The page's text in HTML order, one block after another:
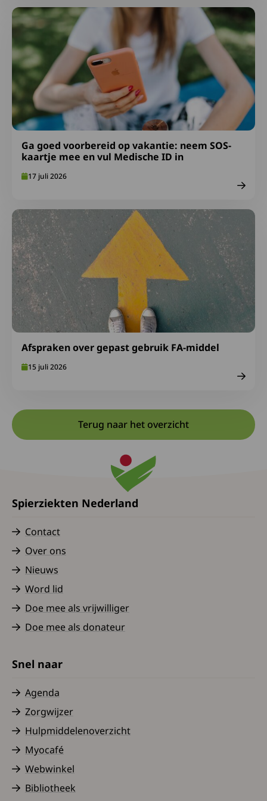
Ga goed voorbereid op vakantie: neem SOS-
kaartje mee en vul Medische ID in
17 juli 2026
Lees meer over Ga goed voorbereid op vakantie: neem
Afspraken over gepast gebruik FA-middel
15 juli 2026
Lees meer over Afspraken over gepast gebruik FA-
Terug naar het overzicht
Spierziekten Nederland
Contact
Over ons
Nieuws
Word lid
Doe mee als vrijwilliger
Doe mee als donateur
Snel naar
Agenda
Zorgwijzer
Hulpmiddelenoverzicht
Myocafé
Webwinkel
Bibliotheek